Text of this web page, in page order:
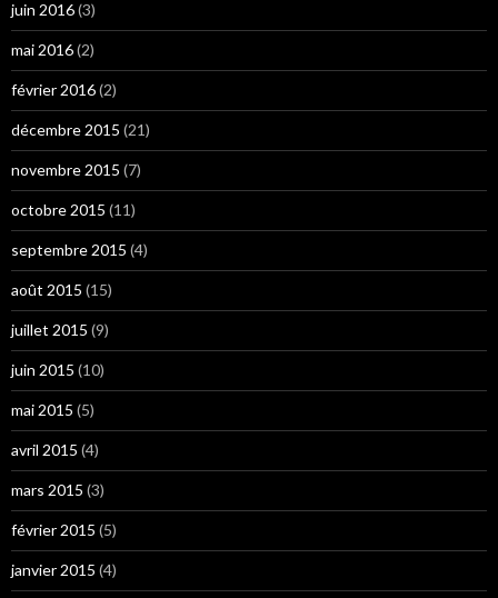
juin 2016(3)
mai 2016(2)
février 2016(2)
décembre 2015 (21)
novembre 2015 (7)
octobre 2015 (11)
septembre 2015 (4)
août 2015 (15)
juillet 2015 (9)
juin 2015 (10)
mai 2015 (5)
avril 2015 (4)
mars 2015 (3)
février 2015 (5)
janvier 2015 (4)